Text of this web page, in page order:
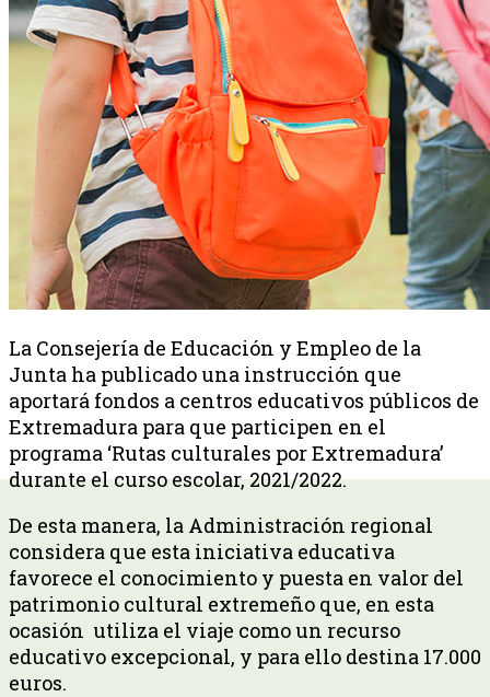
La Consejería de Educación y Empleo de la
Junta ha publicado una instrucción que
aportará fondos a centros educativos públicos de
Extremadura para que participen en el
programa ‘Rutas culturales por Extremadura’
durante el curso escolar, 2021/2022.
De esta manera, la Administración regional
considera que esta iniciativa educativa
favorece el conocimiento y puesta en valor del
patrimonio cultural extremeño que, en esta
ocasión utiliza el viaje como un recurso
educativo excepcional, y para ello destina 17.000
euros.